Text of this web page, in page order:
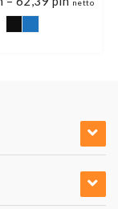
cen:
netto